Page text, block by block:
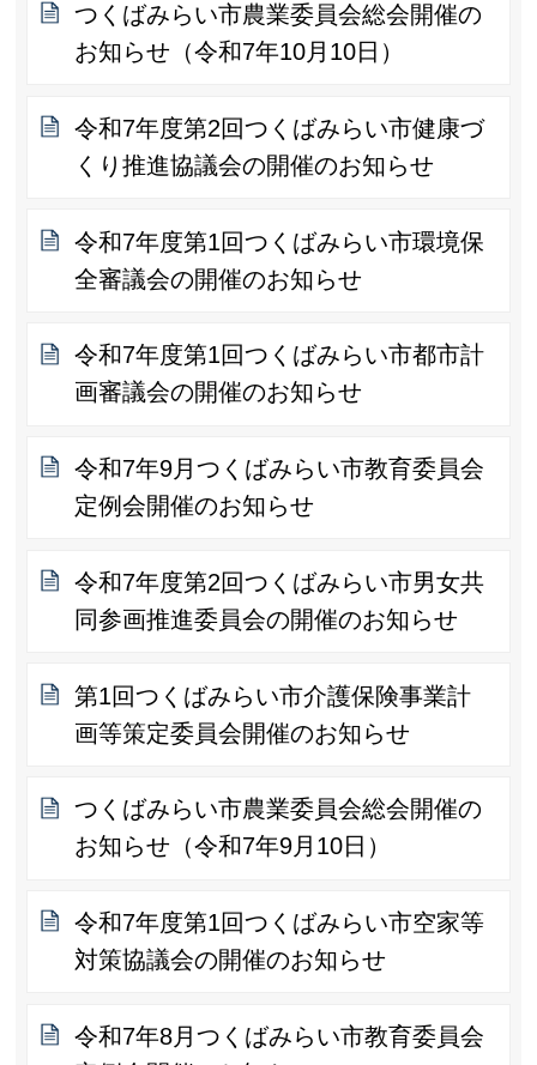
つくばみらい市農業委員会総会開催の
お知らせ（令和7年10月10日）
令和7年度第2回つくばみらい市健康づ
くり推進協議会の開催のお知らせ
令和7年度第1回つくばみらい市環境保
全審議会の開催のお知らせ
令和7年度第1回つくばみらい市都市計
画審議会の開催のお知らせ
令和7年9月つくばみらい市教育委員会
定例会開催のお知らせ
令和7年度第2回つくばみらい市男女共
同参画推進委員会の開催のお知らせ
第1回つくばみらい市介護保険事業計
画等策定委員会開催のお知らせ
つくばみらい市農業委員会総会開催の
お知らせ（令和7年9月10日）
令和7年度第1回つくばみらい市空家等
対策協議会の開催のお知らせ
令和7年8月つくばみらい市教育委員会